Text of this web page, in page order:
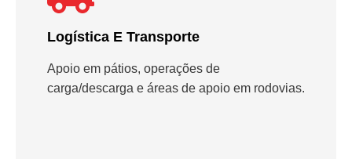
Logística E Transporte
Apoio em pátios, operações de
carga/descarga e áreas de apoio em rodovias.